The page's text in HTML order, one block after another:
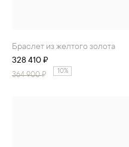
Браслет из желтого золота
328 410 ₽
364 900₽ 10%